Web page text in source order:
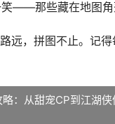
——那些藏在地图角
远，拼图不止。记
：从甜宠CP到江湖侠